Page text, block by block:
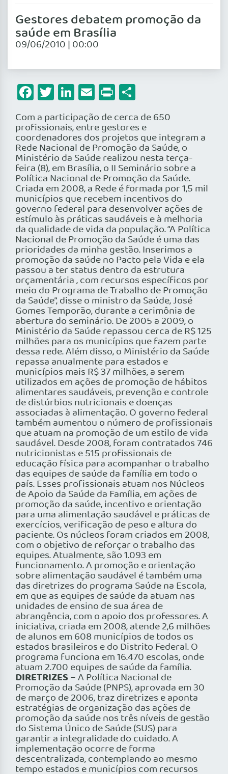
Gestores debatem promoção da
saúde em Brasília
09/06/2010 | 00:00
Facebook
Twitter
LinkedIn
Email
Print
Com a participação de cerca de 650
profissionais, entre gestores e
coordenadores dos projetos que integram a
Rede Nacional de Promoção da Saúde, o
Ministério da Saúde realizou nesta terça-
feira (8), em Brasília, o II Seminário sobre a
Política Nacional de Promoção da Saúde.
Criada em 2008, a Rede é formada por 1,5 mil
municípios que recebem incentivos do
governo federal para desenvolver ações de
estímulo às práticas saudáveis e à melhoria
da qualidade de vida da população. “A Política
Nacional de Promoção da Saúde é uma das
prioridades da minha gestão. Inserimos a
promoção da saúde no Pacto pela Vida e ela
passou a ter status dentro da estrutura
orçamentária , com recursos específicos por
meio do Programa de Trabalho de Promoção
da Saúde”, disse o ministro da Saúde, José
Gomes Temporão, durante a cerimônia de
abertura do seminário. De 2005 a 2009, o
Ministério da Saúde repassou cerca de R$ 125
milhões para os municípios que fazem parte
dessa rede. Além disso, o Ministério da Saúde
repassa anualmente para estados e
municípios mais R$ 37 milhões, a serem
utilizados em ações de promoção de hábitos
alimentares saudáveis, prevenção e controle
de distúrbios nutricionais e doenças
associadas à alimentação. O governo federal
também aumentou o número de profissionais
que atuam na promoção de um estilo de vida
saudável. Desde 2008, foram contratados 746
nutricionistas e 515 profissionais de
educação física para acompanhar o trabalho
das equipes de saúde da família em todo o
país. Esses profissionais atuam nos Núcleos
de Apoio da Saúde da Família, em ações de
promoção da saúde, incentivo e orientação
para uma alimentação saudável e práticas de
exercícios, verificação de peso e altura do
paciente. Os núcleos foram criados em 2008,
com o objetivo de reforçar o trabalho das
equipes. Atualmente, são 1.093 em
funcionamento. A promoção e orientação
sobre alimentação saudável é também uma
das diretrizes do programa Saúde na Escola,
em que as equipes de saúde da atuam nas
unidades de ensino de sua área de
abrangência, com o apoio dos professores. A
iniciativa, criada em 2008, atende 2,6 milhões
de alunos em 608 municípios de todos os
estados brasileiros e do Distrito Federal. O
programa funciona em 16.470 escolas, onde
atuam 2.700 equipes de saúde da família.
DIRETRIZES– A Política Nacional de
Promoção da Saúde (PNPS), aprovada em 30
de março de 2006, traz diretrizes e aponta
estratégias de organização das ações de
promoção da saúde nos três níveis de gestão
do Sistema Único de Saúde (SUS) para
garantir a integralidade do cuidado. A
implementação ocorre de forma
descentralizada, contemplando ao mesmo
tempo estados e municípios com recursos